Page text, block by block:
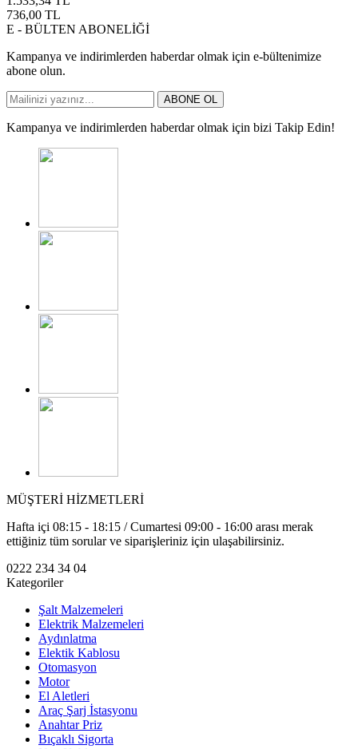
736,00 TL
E - BÜLTEN ABONELİĞİ
Kampanya ve indirimlerden haberdar olmak için e-bültenimize
abone olun.
ABONE OL
Kampanya ve indirimlerden haberdar olmak için bizi Takip Edin!
MÜŞTERİ HİZMETLERİ
Hafta içi 08:15 - 18:15 / Cumartesi 09:00 - 16:00 arası merak
ettiğiniz tüm sorular ve siparişleriniz için ulaşabilirsiniz.
0222 234 34 04
Kategoriler
Şalt Malzemeleri
Elektrik Malzemeleri
Aydınlatma
Elektik Kablosu
Otomasyon
Motor
El Aletleri
Araç Şarj İstasyonu
Anahtar Priz
Bıçaklı Sigorta